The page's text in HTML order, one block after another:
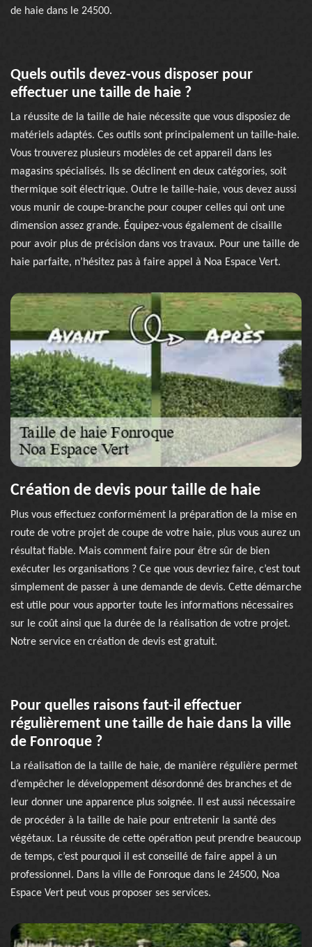
de haie dans le 24500.
Quels outils devez-vous disposer pour
effectuer une taille de haie ?
La réussite de la taille de haie nécessite que vous disposiez de
matériels adaptés. Ces outils sont principalement un taille-haie.
Vous trouverez plusieurs modèles de cet appareil dans les
magasins spécialisés. Ils se déclinent en deux catégories, soit
thermique soit électrique. Outre le taille-haie, vous devez aussi
vous munir de coupe-branche pour couper celles qui ont une
dimension assez grande. Équipez-vous également de cisaille
pour avoir plus de précision dans vos travaux. Pour une taille de
haie parfaite, n’hésitez pas à faire appel à Noa Espace Vert.
Création de devis pour taille de haie
Plus vous effectuez conformément la préparation de la mise en
route de votre projet de coupe de votre haie, plus vous aurez un
résultat fiable. Mais comment faire pour être sûr de bien
exécuter les organisations ? Ce que vous devriez faire, c’est tout
simplement de passer à une demande de devis. Cette démarche
est utile pour vous apporter toute les informations nécessaires
sur le coût ainsi que la durée de la réalisation de votre projet.
Notre service en création de devis est gratuit.
Pour quelles raisons faut-il effectuer
régulièrement une taille de haie dans la ville
de Fonroque ?
La réalisation de la taille de haie, de manière régulière permet
d’empêcher le développement désordonné des branches et de
leur donner une apparence plus soignée. Il est aussi nécessaire
de procéder à la taille de haie pour entretenir la santé des
végétaux. La réussite de cette opération peut prendre beaucoup
de temps, c’est pourquoi il est conseillé de faire appel à un
professionnel. Dans la ville de Fonroque dans le 24500, Noa
Espace Vert peut vous proposer ses services.